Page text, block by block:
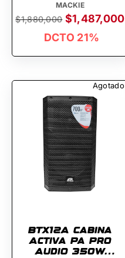
MACKIE
$1,880,000 $1,487,000
DCTO 21%
Agotado
BTX12A Cabina
Activa Pa Pro
Audio 350w